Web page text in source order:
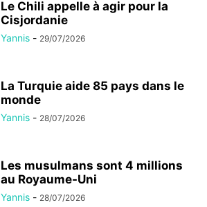
Le Chili appelle à agir pour la
Cisjordanie
Yannis - 29/07/2026
La Turquie aide 85 pays dans le
monde
Yannis - 28/07/2026
Les musulmans sont 4 millions
au Royaume-Uni
Yannis - 28/07/2026